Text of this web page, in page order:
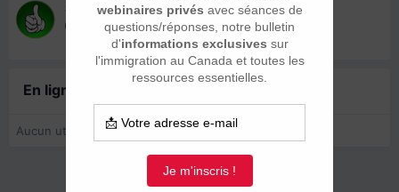
Saweur
28 novembre 2019
En ligne récemment
Aucun utilisateur enregistré regarde cette page.